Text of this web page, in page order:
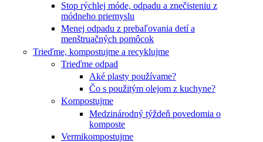
Stop rýchlej móde, odpadu a znečisteniu z
módneho priemyslu
Menej odpadu z prebaľovania detí a
menštruačných pomôcok
Trieďme, kompostujme a recyklujme
Trieďme odpad
Aké plasty používame?
Čo s použitým olejom z kuchyne?
Kompostujme
Medzinárodný týždeň povedomia o
komposte
Vermikompostujme